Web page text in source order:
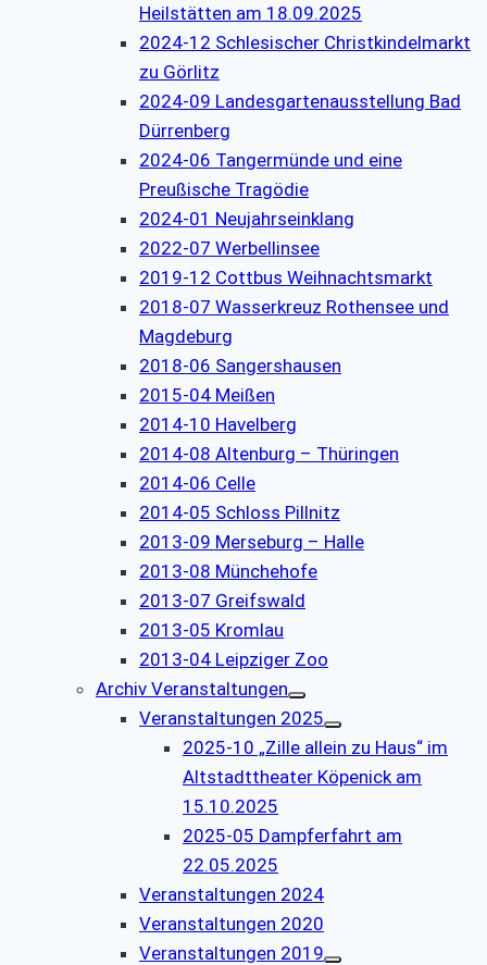
Heilstätten am 18.09.2025
2024-12 Schlesischer Christkindelmarkt
zu Görlitz
2024-09 Landesgartenausstellung Bad
Dürrenberg
2024-06 Tangermünde und eine
Preußische Tragödie
2024-01 Neujahrseinklang
2022-07 Werbellinsee
2019-12 Cottbus Weihnachtsmarkt
2018-07 Wasserkreuz Rothensee und
Magdeburg
2018-06 Sangershausen
2015-04 Meißen
2014-10 Havelberg
2014-08 Altenburg – Thüringen
2014-06 Celle
2014-05 Schloss Pillnitz
2013-09 Merseburg – Halle
2013-08 Münchehofe
2013-07 Greifswald
2013-05 Kromlau
2013-04 Leipziger Zoo
Archiv Veranstaltungen
Veranstaltungen 2025
2025-10 „Zille allein zu Haus“ im
Altstadttheater Köpenick am
15.10.2025
2025-05 Dampferfahrt am
22.05.2025
Veranstaltungen 2024
Veranstaltungen 2020
Veranstaltungen 2019